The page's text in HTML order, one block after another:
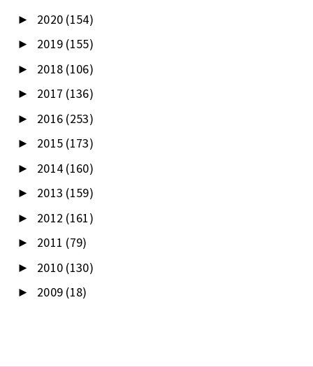
► 2020 (154)
► 2019 (155)
► 2018 (106)
► 2017 (136)
► 2016 (253)
► 2015 (173)
► 2014 (160)
► 2013 (159)
► 2012 (161)
► 2011 (79)
► 2010 (130)
► 2009 (18)